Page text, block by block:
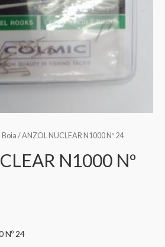
Boia/ ANZOL NUCLEAR N1000 Nº 24
N1000 Nº
Nº 24